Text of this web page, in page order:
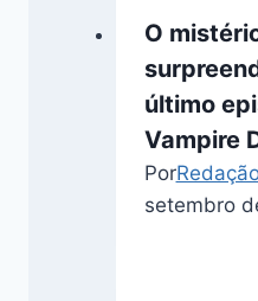
O
último
Vampire
Por
setembro